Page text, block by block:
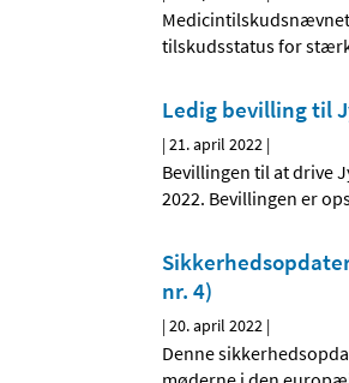
tilskudsstatus for
Ledig bevilling til
|21. april 2022 |
Bevillingen til at drive
2022. Bevillingen er
nr. 4)
|20. april 2022 |
Denne